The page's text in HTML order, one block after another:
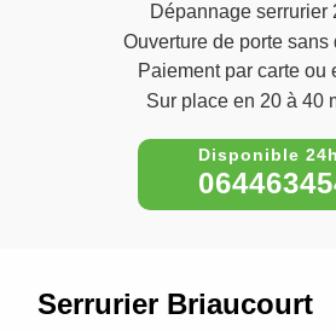
Dépannage serrurier
Ouverture de porte sans
Paiement par carte ou
Sur place en 20 à 40
Serrurier Briaucourt